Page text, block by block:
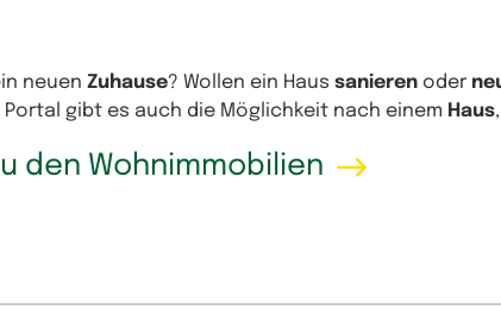
neuen Zuhause? Wollen ein Haus sanieren oder
Portal gibt es auch die Möglichkeit nach einem Haus
den Wohnimmobilien